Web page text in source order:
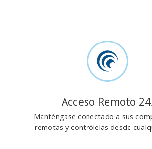
Acceso Remoto
Manténgase conectado a sus
remotas y contrólelas desde